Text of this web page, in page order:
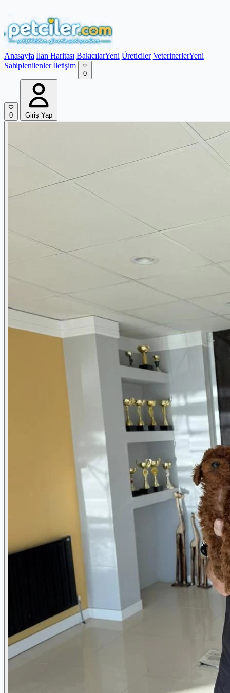
Anasayfa İlan Haritası BakıcılarYeni Üreticiler VeterinerlerYeni
Sahiplenilenler İletişim
0
0 Giriş Yap